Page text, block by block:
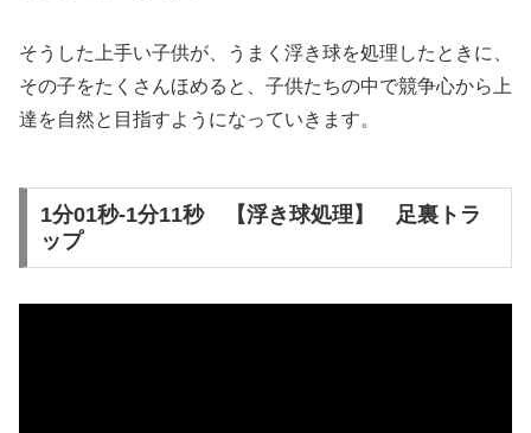
そうした上手い子供が、うまく浮き球を処理したときに、
その子をたくさんほめると、子供たちの中で競争心から上
達を自然と目指すようになっていきます。
1分01秒-1分11秒 【浮き球処理】 足裏トラ
ップ